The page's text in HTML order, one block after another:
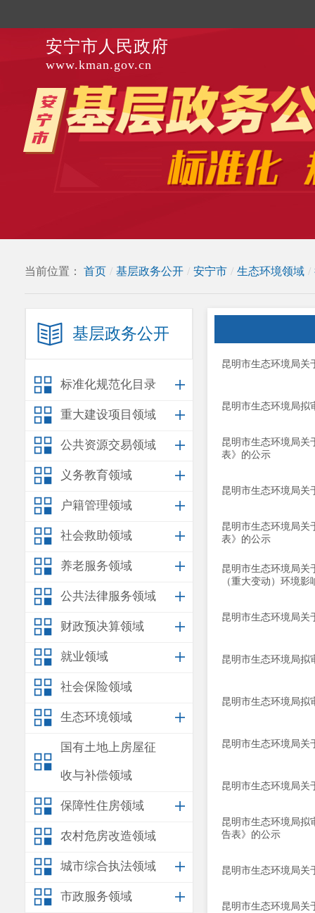
安宁市人民政府
www.kman.gov.cn
当前位置： 首页 / 基层政务公开 / 安宁市 / 生态环境领域 /
基层政务公开
标准化规范化目录
重大建设项目领域
公共资源交易领域
义务教育领域
户籍管理领域
社会救助领域
养老服务领域
公共法律服务领域
财政预决算领域
就业领域
社会保险领域
生态环境领域
国有土地上房屋征
收与补偿领域
保障性住房领域
农村危房改造领域
城市综合执法领域
市政服务领域
昆明市生态环境局关
昆明市生态环境局拟
昆明市生态环境局关
表》的公示
昆明市生态环境局关
昆明市生态环境局关
表》的公示
昆明市生态环境局关
（重大变动）环境
昆明市生态环境局关
昆明市生态环境局拟
昆明市生态环境局拟
昆明市生态环境局关
昆明市生态环境局关
昆明市生态环境局拟
告表》的公示
昆明市生态环境局关
昆明市生态环境局关